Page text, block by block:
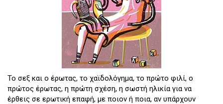
Το σεξ και ο έρωτας, το χαϊδολόγημα, το πρώτο φιλί, ο
πρώτος έρωτας, η πρώτη σχέση, η σωστή ηλικία για να
έρθεις σε ερωτική επαφή, με ποιον ή ποια, αν υπάρχουν